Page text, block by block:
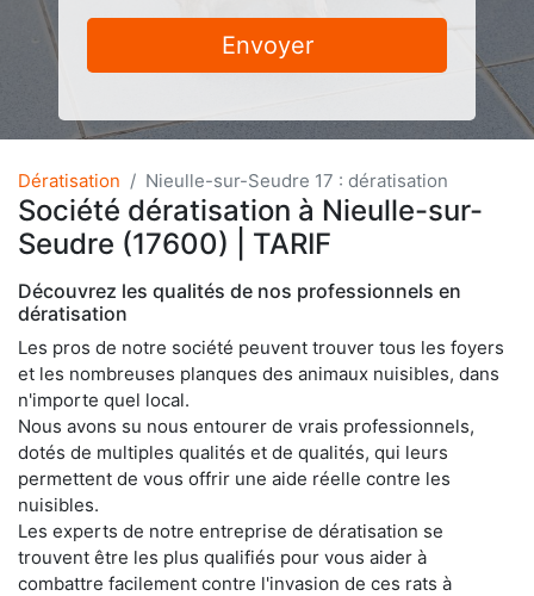
Envoyer
Dératisation Nieulle-sur-Seudre 17 : dératisation
Société dératisation à Nieulle-sur-
Seudre (17600) | TARIF
Découvrez les qualités de nos professionnels en
dératisation
Les pros de notre société peuvent trouver tous les foyers
et les nombreuses planques des animaux nuisibles, dans
n'importe quel local.
Nous avons su nous entourer de vrais professionnels,
dotés de multiples qualités et de qualités, qui leurs
permettent de vous offrir une aide réelle contre les
nuisibles.
Les experts de notre entreprise de dératisation se
trouvent être les plus qualifiés pour vous aider à
combattre facilement contre l'invasion de ces rats à